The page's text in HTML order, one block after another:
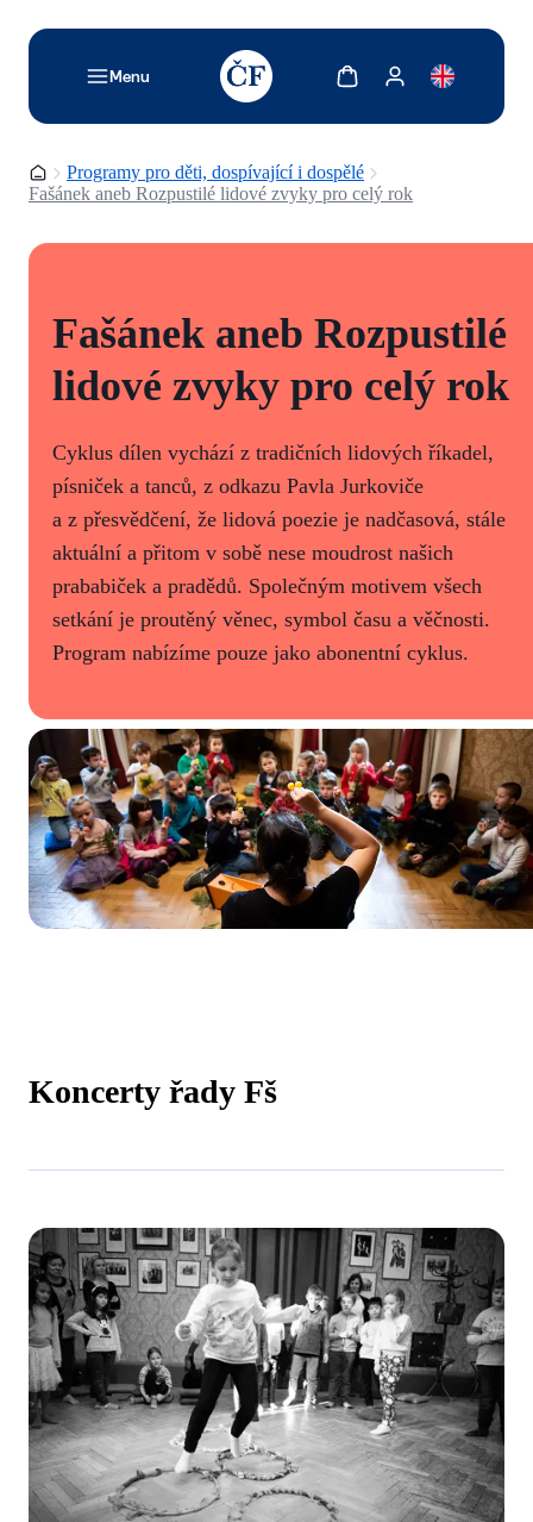
Menu
TODO: Add description for reader
Zobrazit košíkZobrazit můj účet
Domovská stránka
Programy pro děti, dospívající i dospělé
Fašánek aneb Rozpustilé lidové zvyky pro celý rok
Fašánek aneb Rozpustilé
lidové zvyky pro celý rok
Cyklus dílen vychází z tradičních lidových říkadel,
písniček a tanců, z odkazu Pavla Jurkoviče
a z přesvědčení, že lidová poezie je nadčasová, stále
aktuální a přitom v sobě nese moudrost našich
prababiček a pradědů. Společným motivem všech
setkání je proutěný věnec, symbol času a věčnosti.
Program nabízíme pouze jako abonentní cyklus.
Koncerty řady Fš